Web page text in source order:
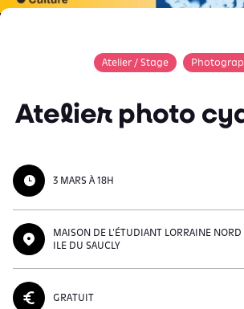
Atelier / Stage
Atelier photo
3 MARS À 18H
MAISON DE L'ÉTUDIANT LORRAINE NORD
ILE DU SAUCLY
GRATUIT